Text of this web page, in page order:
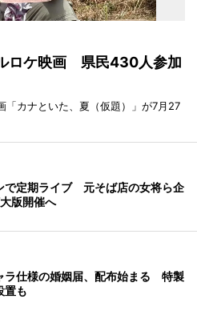
ロケ映画 県民430人参加
「カナといた、夏（仮題）」が7月27
で定期ライブ 元そば店の女将ら企
版開催へ
ラ仕様の婚姻届、配布始まる 特製
置も